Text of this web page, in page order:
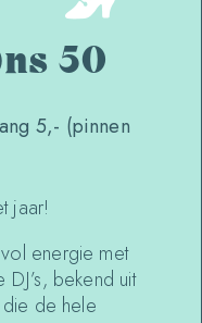
50
5,- (pinnen
jaar!
energie met
bekend uit
de hele